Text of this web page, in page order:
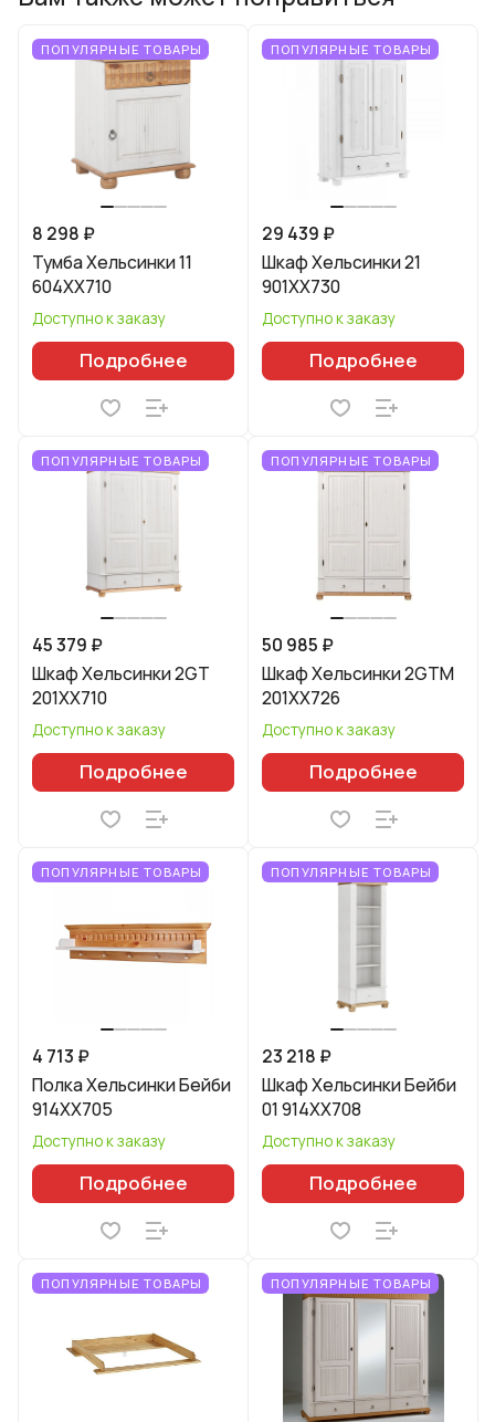
ПОПУЛЯРНЫЕ ТОВАРЫ
8 298 ₽
Тумба Хельсинки 11
604XX710
Доступно к заказу
Подробнее
ПОПУЛЯРНЫЕ ТОВАРЫ
29 439 ₽
Шкаф Хельсинки 21
901XX730
Доступно к заказу
Подробнее
ПОПУЛЯРНЫЕ ТОВАРЫ
45 379 ₽
Шкаф Хельсинки 2GT
201XX710
Доступно к заказу
Подробнее
ПОПУЛЯРНЫЕ ТОВАРЫ
50 985 ₽
Шкаф Хельсинки 2GTM
201XX726
Доступно к заказу
Подробнее
ПОПУЛЯРНЫЕ ТОВАРЫ
4 713 ₽
Полка Хельсинки Бейби
914XX705
Доступно к заказу
Подробнее
ПОПУЛЯРНЫЕ ТОВАРЫ
23 218 ₽
Шкаф Хельсинки Бейби
01 914XX708
Доступно к заказу
Подробнее
ПОПУЛЯРНЫЕ ТОВАРЫ ПОПУЛЯРНЫЕ ТОВАРЫ